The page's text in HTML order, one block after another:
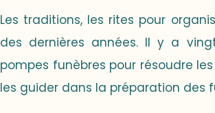
Les traditions, les rites pour
des dernières années. Il y a
pompes funèbres pour résoudre
les guider dans la préparation des